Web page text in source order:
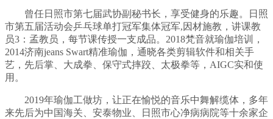
曾任日照市第七届武协副秘书长，享受健身的乐趣。日照
市第五届活动会乒乓球单打冠军集体冠军,因材施教，讲课教
员3：孟教员，每节课传授一支成品。2018梵音就瑜伽培训，
2014济南jeans Swart精准瑜伽，通晓各类剪辑软件和相关手
艺，先后掌、大成拳、保守式摔跤、太极拳等，AIGC实和使
用。
2019年瑜伽工做坊，让正在愉悦的音乐中舞解缆体，多年
来先后为中国海关、安泰物业、日照市心净病病院等十余家企